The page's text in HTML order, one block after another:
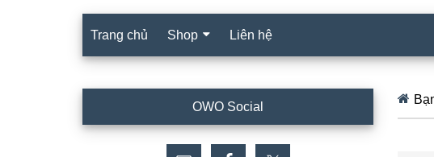
Trang chủ Shop Liên hệ
chính
OWO Social